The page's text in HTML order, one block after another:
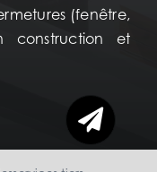
(fenêtre,
construction et